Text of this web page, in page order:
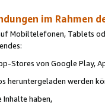
im Rahmen
Mobiltelefonen, Tablets
Stores von Google Play,
heruntergeladen werden
Inhalte haben,